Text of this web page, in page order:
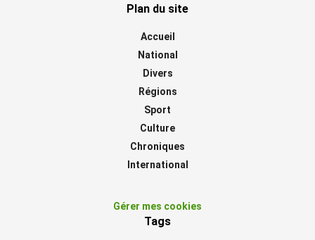
Plan du site
Accueil
National
Divers
Régions
Sport
Culture
Chroniques
International
Gérer mes cookies
Tags